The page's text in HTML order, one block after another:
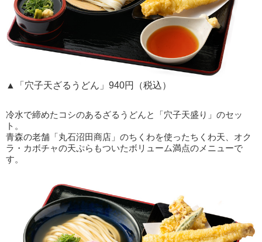
▲「穴子天ざるうどん」940円（税込）
冷水で締めたコシのあるざるうどんと「穴子天盛り」のセッ
ト。
青森の老舗「丸石沼田商店」のちくわを使ったちくわ天、オク
ラ・カボチャの天ぷらもついたボリューム満点のメニューで
す。